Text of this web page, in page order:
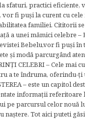
sfaturi, practici eficiente,
fi puşi la curent cu
familiei. Cititorii
a unei mămici celebre –
Bebelu,vor fi puşi în
şi modă parcurgând
CELEBRI – Cele mai
a te îndruma, oferindu-ţi
– este un capitol
informaţii
pe parcursul celor nouă
naştere. Tot aici puteti